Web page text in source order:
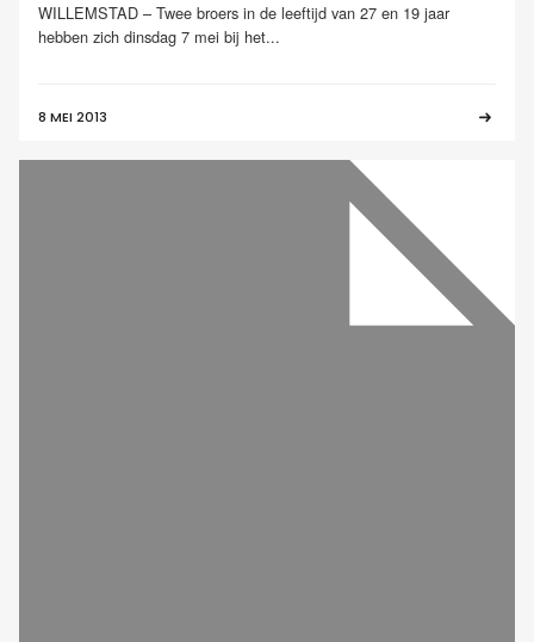
WILLEMSTAD – Twee broers in de leeftijd van 27 en 19 jaar
hebben zich dinsdag 7 mei bij het...
8 MEI 2013